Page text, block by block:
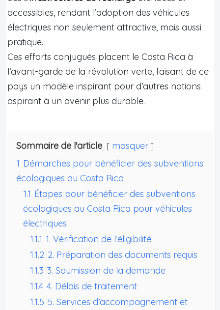
accessibles, rendant l’adoption des véhicules
électriques non seulement attractive, mais aussi
pratique.
Ces efforts conjugués placent le Costa Rica à
l’avant-garde de la révolution verte, faisant de ce
pays un modèle inspirant pour d’autres nations
aspirant à un avenir plus durable.
Sommaire de l'article
masquer
1 Démarches pour bénéficier des subventions
écologiques au Costa Rica
1.1 Étapes pour bénéficier des subventions
écologiques au Costa Rica pour véhicules
électriques :
1.1.1 1. Vérification de l’éligibilité
1.1.2 2. Préparation des documents requis
1.1.3 3. Soumission de la demande
1.1.4 4. Délais de traitement
1.1.5 5. Services d’accompagnement et